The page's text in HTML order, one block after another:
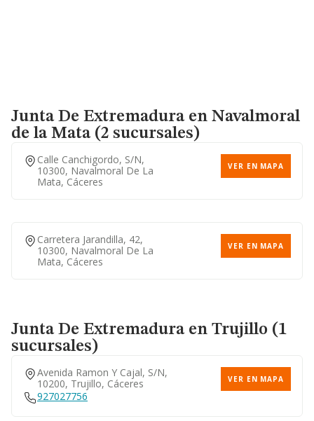
Junta De Extremaduraen Navalmoral
de la Mata (2 sucursales)
Calle Canchigordo, S/n,
10300, Navalmoral De La
Mata, Cáceres
VER EN MAPA
Carretera Jarandilla, 42,
10300, Navalmoral De La
Mata, Cáceres
VER EN MAPA
Junta De Extremaduraen Trujillo (1
sucursales)
Avenida Ramon Y Cajal, S/n,
10200, Trujillo, Cáceres
VER EN MAPA
927027756